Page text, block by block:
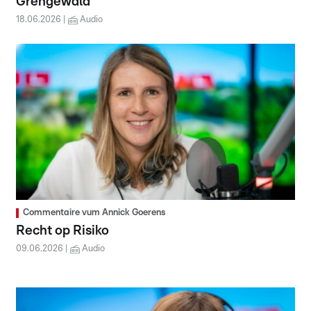
18.06.2026 Audio
Commentaire vum Annick Goerens
Recht op Risiko
09.06.2026 Audio